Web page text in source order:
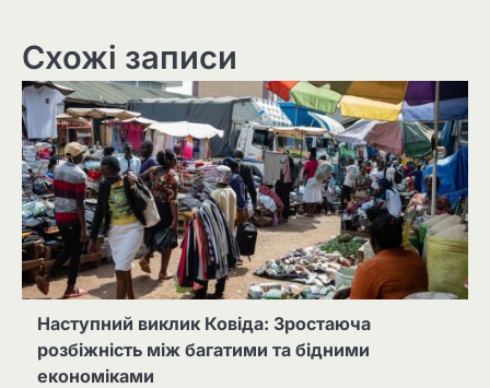
Схожі записи
Наступний виклик Ковіда: Зростаюча
розбіжність між багатими та бідними
економіками